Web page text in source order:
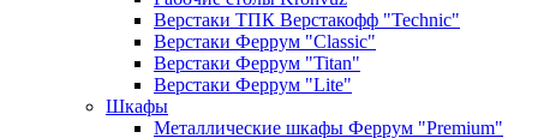
Верстаки ТПК Верстакофф "Technic"
Верстаки Феррум "Classic"
Верстаки Феррум "Titan"
Верстаки Феррум "Lite"
Шкафы
Металлические шкафы Феррум "Premium"